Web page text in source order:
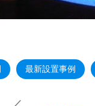
最新設置事例